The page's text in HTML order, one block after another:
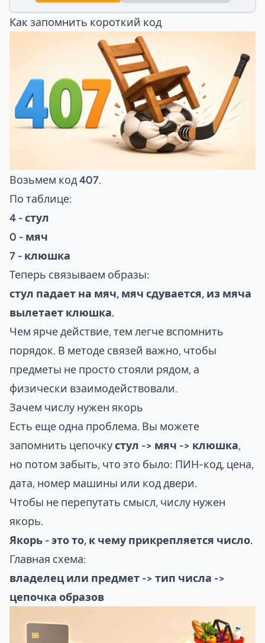
Как запомнить короткий код
Возьмем код 407
По таблице:
4 - стул
0 - мяч
7 - клюшка
Теперь связываем образы:
стул падает на мяч, мяч сдувается, из мяча
вылетает клюшка.
Чем ярче действие, тем легче вспомнить
порядок. В методе связей важно, чтобы
предметы не просто стояли рядом, а
физически взаимодействовали.
Зачем числу нужен якорь
Есть еще одна проблема. Вы можете
запомнить цепочку стул -> мяч -> клюшка
но потом забыть, что это было: ПИН-код, цена,
дата, номер машины или код двери.
Чтобы не перепутать смысл, числу нужен
якорь.
Якорь - это то, к чему прикрепляется число.
Главная схема:
владелец или предмет -> тип числа ->
цепочка образов